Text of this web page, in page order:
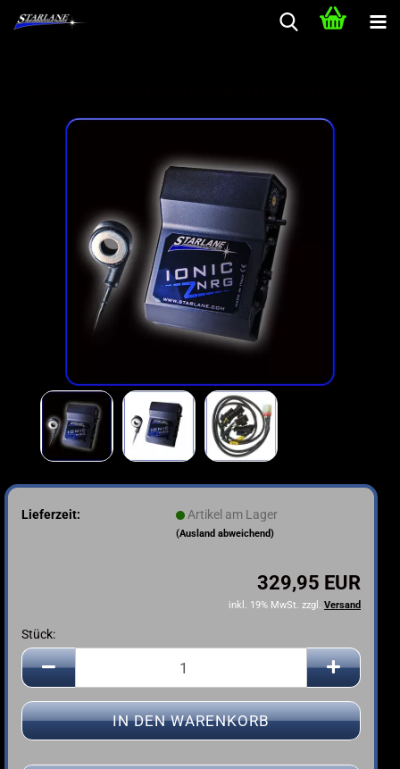
Lieferzeit: Artikel am Lager
(Ausland abweichend)
329,95 EUR
inkl. 19% MwSt. zzgl. Versand
Stück:
Stück